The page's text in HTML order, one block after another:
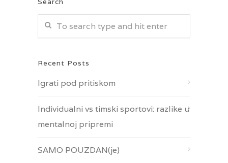
Recent Posts
Igrati pod pritiskom
Individualni vs timski sportovi: razlike u
mentalnoj pripremi
SAMO POUZDAN(je)